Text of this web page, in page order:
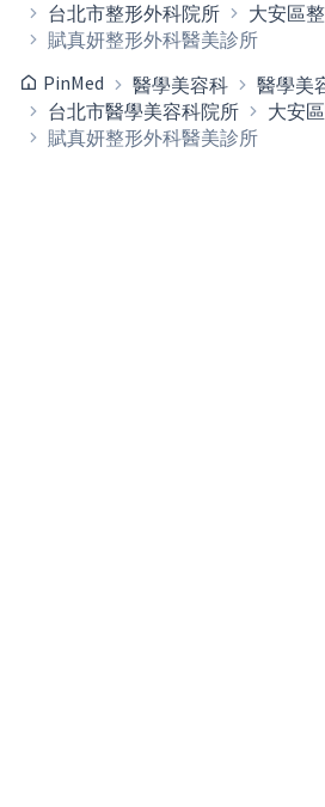
台北市整形外科院所
大安區
賦真妍整形外科醫美診所
PinMed
醫學美容科
醫學美
台北市醫學美容科院所
大安
賦真妍整形外科醫美診所